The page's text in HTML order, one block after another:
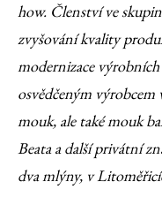
how. Členství ve
zvyšování kvality
modernizace
osvědčeným
mouk, ale také mouk
Beata a další privátní
dva mlýny, v